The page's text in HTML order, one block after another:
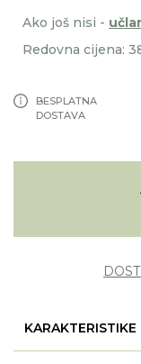
Ako još nisi -
Redovna cijena:
BESPLATNA
DOSTAVA
KARAKTERISTIKE